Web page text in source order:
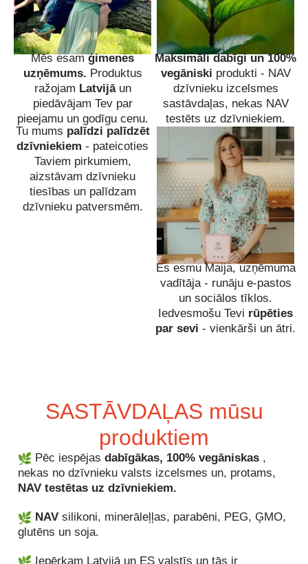
Mēs esamģimenes
uzņēmums. Produktus
ražojam Latvijāun
piedāvājam Tev par
pieejamu un godīgu cenu.
Maksimāli dabīgi un 100%
vegāniski produkti - NAV
dzīvnieku izcelsmes
sastāvdaļas, nekas NAV
testēts uz dzīvniekiem.
Tu mums palīdzi palīdzēt
dzīvniekiem - pateicoties
Taviem pirkumiem,
aizstāvam dzīvnieku
tiesības un palīdzam
dzīvnieku patversmēm.
Es esmu Maija, uzņēmuma
vadītāja - runāju e-pastos
un sociālos tīklos.
Iedvesmošu Tevi rūpēties
par sevi - vienkārši un ātri.
SASTĀVDAĻAS mūsu
produktiem
Pēc iespējas dabīgākas, 100% vegāniskas ,
nekas no dzīvnieku valsts izcelsmes un, protams,
NAV testētas uz dzīvniekiem.
NAV silikoni, minerāleļļas, parabēni, PEG, ĢMO,
glutēns un soja.
Iepērkam Latvijā un ES valstīs un tās ir